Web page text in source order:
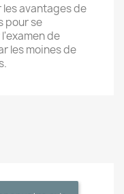
avantages de
pour se
de
les moines de